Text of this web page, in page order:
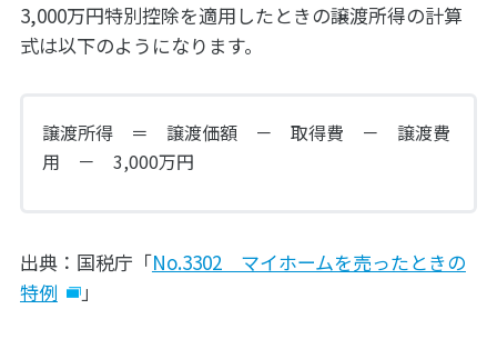
3,000万円特別控除を適用したときの譲渡所得の計算
式は以下のようになります。
譲渡所得 ＝ 譲渡価額 － 取得費 － 譲渡費
用 － 3,000万円
出典：国税庁「No.3302 マイホームを売ったときの
特例
」